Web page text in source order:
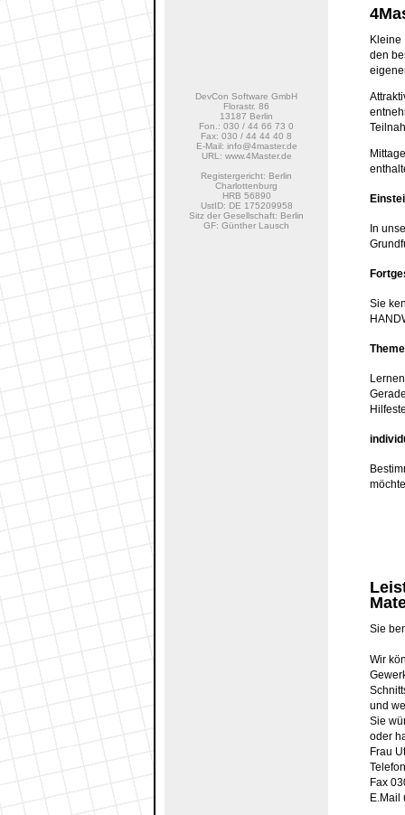
DevCon Software GmbH
Florastr. 86
13187 Berlin
Fon.: 030 / 44 66 73 0
Fax: 030 / 44 44 40 8
E-Mail: info@4master.de
URL: www.4Master.de
Registergericht: Berlin
Charlottenburg
HRB 56890
UstID: DE 175209958
Sitz der Gesellschaft: Berlin
GF: Günther Lausch
Kleine
den
In
Sie
Sie
Wir
und
Sie
oder
Frau
Fax
E.Mail